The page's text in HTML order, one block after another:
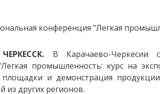
В Карачаево-Черкесии
промышленность: курс на
площадки и демонстрация
из других регионов.